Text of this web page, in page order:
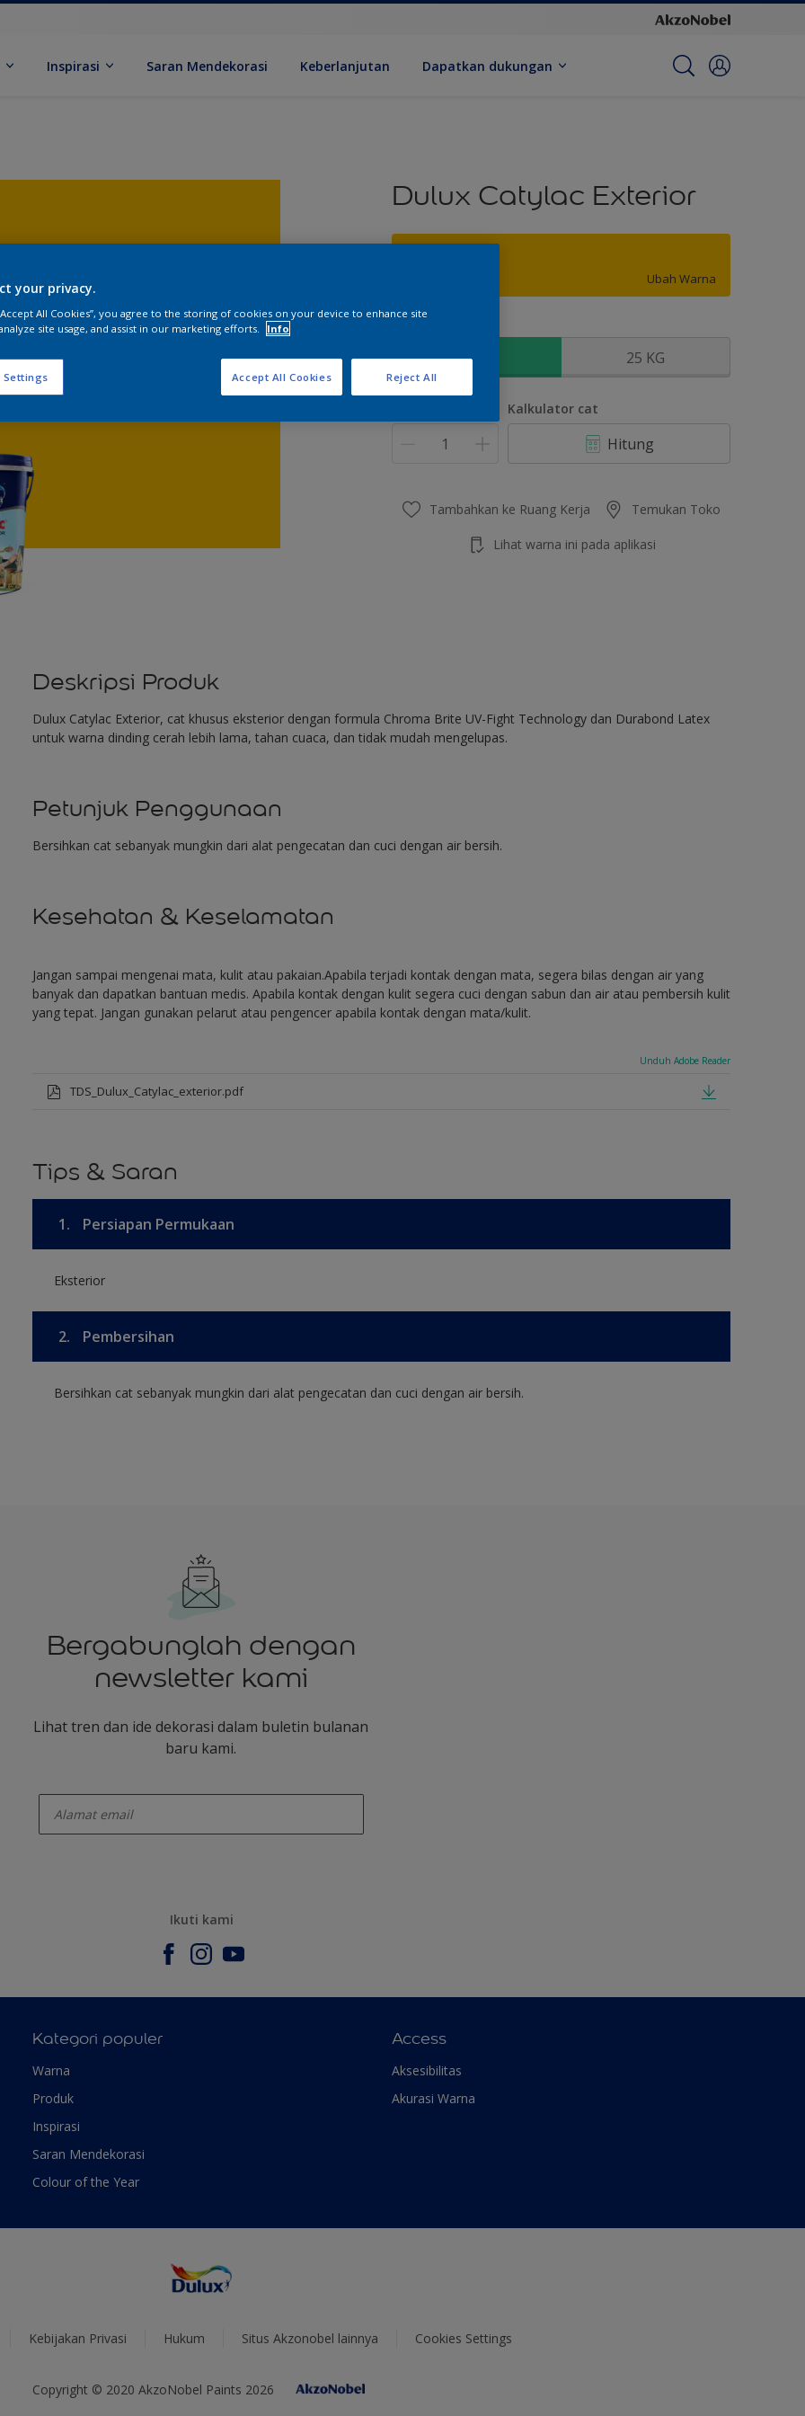
Inspirasi Saran Mendekorasi Keberlanjutan Dapatkan dukungan
Dulux Catylac Exterior
Ubah Warna
5 KG 25 KG
Kalkulator cat
Hitung
Tambahkan ke Ruang Kerja Temukan Toko
Lihat warna ini pada aplikasi
Deskripsi Produk
Dulux Catylac Exterior, cat khusus eksterior dengan formula Chroma Brite UV-Fight Technology dan Durabond Latex
untuk warna dinding cerah lebih lama, tahan cuaca, dan tidak mudah mengelupas.
Petunjuk Penggunaan
Bersihkan cat sebanyak mungkin dari alat pengecatan dan cuci dengan air bersih.
Kesehatan & Keselamatan
Jangan sampai mengenai mata, kulit atau pakaian.Apabila terjadi kontak dengan mata, segera bilas dengan air yang
banyak dan dapatkan bantuan medis. Apabila kontak dengan kulit segera cuci dengan sabun dan air atau pembersih kulit
yang tepat. Jangan gunakan pelarut atau pengencer apabila kontak dengan mata/kulit.
Unduh Adobe Reader
TDS_Dulux_Catylac_exterior.pdf
Tips & Saran
1. Persiapan Permukaan
Eksterior
2. Pembersihan
Bersihkan cat sebanyak mungkin dari alat pengecatan dan cuci dengan air bersih.
Bergabunglah dengan
newsletter kami
Lihat tren dan ide dekorasi dalam buletin bulanan
baru kami.
Ikuti kami
Kategori populer
Warna
Produk
Inspirasi
Saran Mendekorasi
Colour of the Year
Access
Aksesibilitas
Akurasi Warna
Kebijakan Privasi Hukum Situs Akzonobel lainnya Cookies Settings
Copyright © 2020 AkzoNobel Paints 2026
your privacy.
All Cookies”, you agree to the storing of cookies on your device to enhance site
site usage, and assist in our marketing efforts.
Info
Settings Reject All
Accept All Cookies